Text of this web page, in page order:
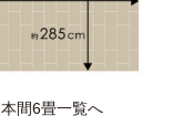
本間6畳一覧へ